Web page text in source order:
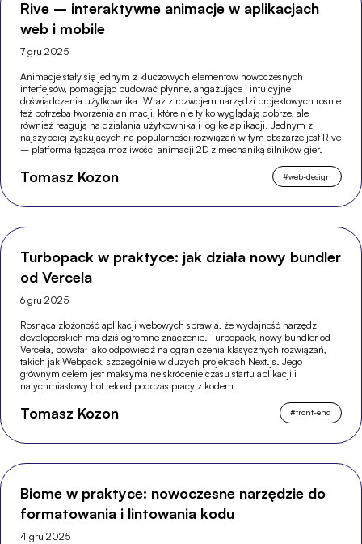
Rive – interaktywne animacje w aplikacjach
web i mobile
7 gru 2025
Animacje stały się jednym z kluczowych elementów nowoczesnych
interfejsów, pomagając budować płynne, angażujące i intuicyjne
doświadczenia użytkownika. Wraz z rozwojem narzędzi projektowych rośnie
też potrzeba tworzenia animacji, które nie tylko wyglądają dobrze, ale
również reagują na działania użytkownika i logikę aplikacji. Jednym z
najszybciej zyskujących na popularności rozwiązań w tym obszarze jest Rive
– platforma łącząca możliwości animacji 2D z mechaniką silników gier.
Tomasz Kozon #web-design
Turbopack w praktyce: jak działa nowy bundler
od Vercela
6 gru 2025
Rosnąca złożoność aplikacji webowych sprawia, że wydajność narzędzi
developerskich ma dziś ogromne znaczenie. Turbopack, nowy bundler od
Vercela, powstał jako odpowiedź na ograniczenia klasycznych rozwiązań,
takich jak Webpack, szczególnie w dużych projektach Next.js. Jego
głównym celem jest maksymalne skrócenie czasu startu aplikacji i
natychmiastowy hot reload podczas pracy z kodem.
Tomasz Kozon #front-end
Biome w praktyce: nowoczesne narzędzie do
formatowania i lintowania kodu
4 gru 2025